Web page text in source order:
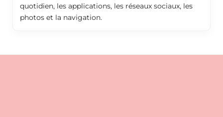
quotidien, les applications, les réseaux sociaux, les
photos et la navigation.